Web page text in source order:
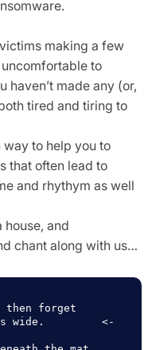
making a few
to
haven’t made any (or,
tired and tiring to
way to help you to
that often lead to
and rhythym as well
and
chant along with us…